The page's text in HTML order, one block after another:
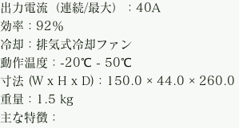
出力電流（連続/最大）：40A
効率：92％
冷却：排気式冷却ファン
動作温度：-20℃ - 50℃
寸法 (W x H x D)：150.0 × 44.0 × 260.0
重量：1.5 kg
主な特徴：